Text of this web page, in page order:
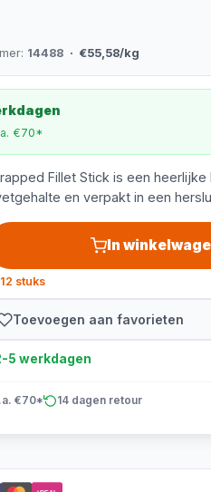
14488 · €55,58/kg
€70*
Fillet Stick is een
en verpakt in een
In
stuks
Toevoegen aan favorieten
5 werkdagen
€70* 14 dagen retour